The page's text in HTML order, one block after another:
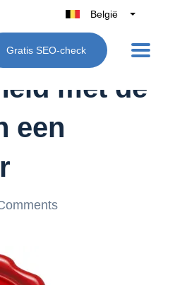
België
Belgique
Nederland
Gratis SEO-check
met de
een